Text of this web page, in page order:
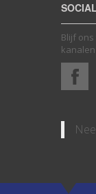
Blijf
kanalen